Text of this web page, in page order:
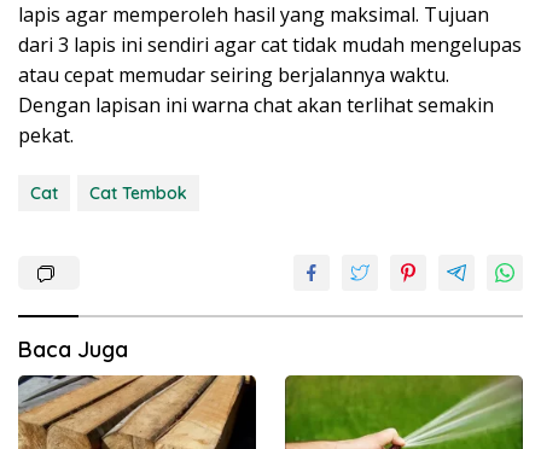
lapis agar memperoleh hasil yang maksimal. Tujuan
dari 3 lapis ini sendiri agar cat tidak mudah mengelupas
atau cepat memudar seiring berjalannya waktu.
Dengan lapisan ini warna chat akan terlihat semakin
pekat.
Cat Cat Tembok
Baca Juga